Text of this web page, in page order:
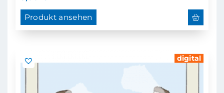
Produkt ansehen
digital